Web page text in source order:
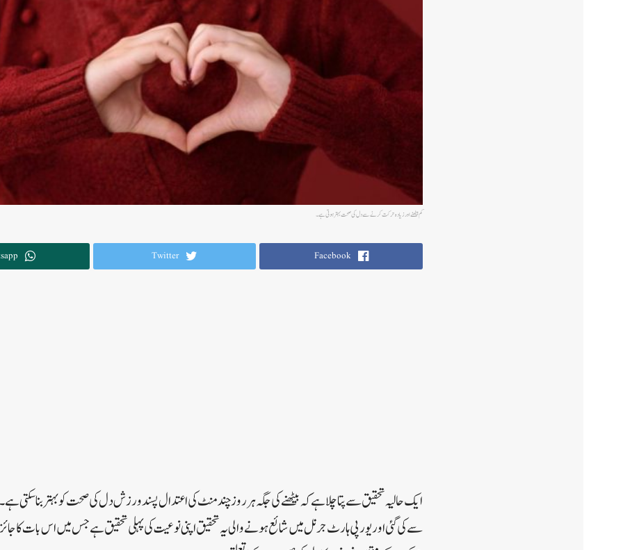
کم بیٹھنے اور زیادہ حرکت کرنے سے دل کی صحت بہتر ہوتی ہے۔
Facebook
Twitter
ایک حالیہ تحقیق سے پتا چلا ہے کہ بیٹھنے کی جگہ ہر روز چند منٹ کی اعتدال پسند ورزش دل کی صحت کو بہتر بنا سکتی
سے کی گئی اور یورپی ہارٹ جرنل میں شائع ہونے والی یہ تحقیق اپنی نوعیت کی پہلی تحقیق ہے جس میں اس بات کا